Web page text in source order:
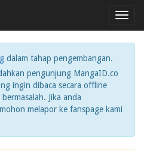
dalam tahap pengembangan.
pengunjung MangaID.co
ingin dibaca secara offline
Jika anda
melapor ke fanspage kami